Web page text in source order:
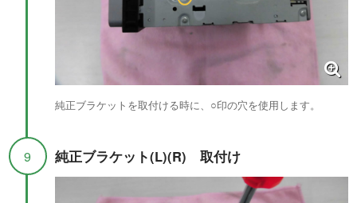
純正ブラケットを取付ける時に、○印の穴を使用します。
9 純正ブラケット(L)(R) 取付け